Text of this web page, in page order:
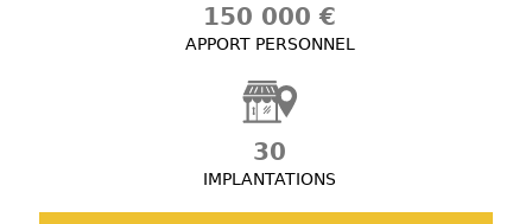
150 000 €
APPORT PERSONNEL
30
IMPLANTATIONS